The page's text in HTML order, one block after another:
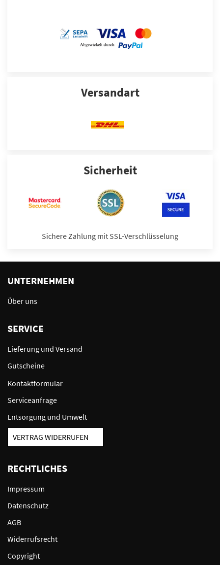
Versandart
Sicherheit
Sichere Zahlung mit SSL-Verschlüsselung
UNTERNEHMEN
Über uns
SERVICE
Lieferung und Versand
Gutscheine
Kontaktformular
Serviceanfrage
Entsorgung und Umwelt
VERTRAG WIDERRUFEN
RECHTLICHES
Impressum
Datenschutz
AGB
Widerrufsrecht
Copyright